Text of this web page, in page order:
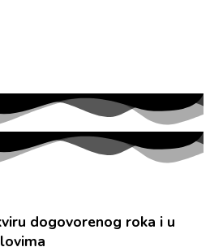
dogovorenog roka i u